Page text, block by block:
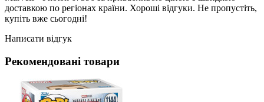
доставкою по регіонах країни. Хороші відгуки. Не пропустіть,
купіть вже сьогодні!
Написати відгук
Рекомендовані товари